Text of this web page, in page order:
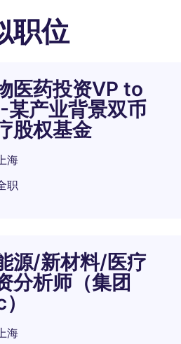
职位
医药投资VP to
某产业背景双币
股权基金
海
职
源/新材料/医疗
分析师（集团
海